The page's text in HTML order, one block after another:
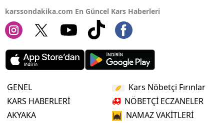
karssondakika.com En Güncel Kars Haberleri
GENEL
KARS HABERLERİ
AKYAKA
Kars Nöbetçi Fırınlar
NÖBETÇİ ECZANELER
NAMAZ VAKİTLERİ